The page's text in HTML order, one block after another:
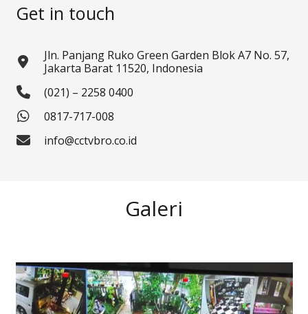
Get in touch
Jln. Panjang Ruko Green Garden Blok A7 No. 57,
Jakarta Barat 11520, Indonesia
(021) – 2258 0400
0817-717-008
info@cctvbro.co.id
Galeri